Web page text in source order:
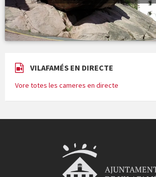
VILAFAMÉS EN DIRECTE
Vore totes les cameres en directe